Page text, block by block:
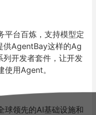
平台百炼，支持模型定
供AgentBay这样的Ag
开发者套件，让开发
用Agent。
球领先的AI基础设施和